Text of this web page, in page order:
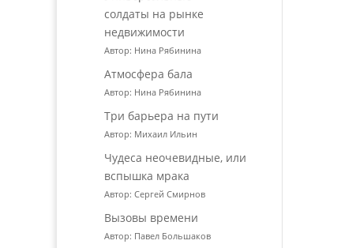
солдаты на рынке
недвижимости
Автор: Нина Рябинина
Атмосфера бала
Автор: Нина Рябинина
Три барьера на пути
Автор: Михаил Ильин
Чудеса неочевидные, или
вспышка мрака
Автор: Сергей Смирнов
Вызовы времени
Автор: Павел Большаков